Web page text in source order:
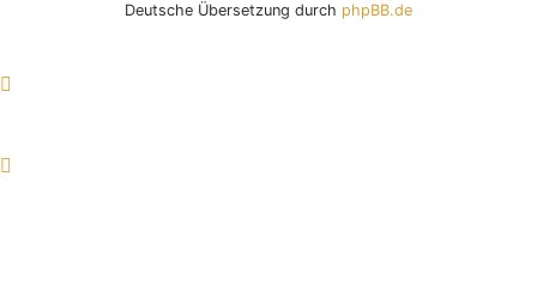
Deutsche Übersetzung durch phpBB.de